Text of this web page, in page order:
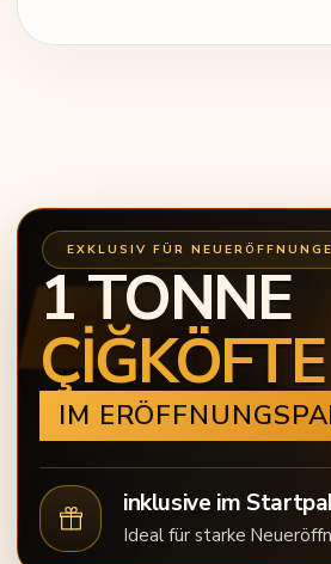
EXKLUSIV FÜR
1 TONNE
ÇİĞKÖFTE
IM
inklusive im
Ideal für starke